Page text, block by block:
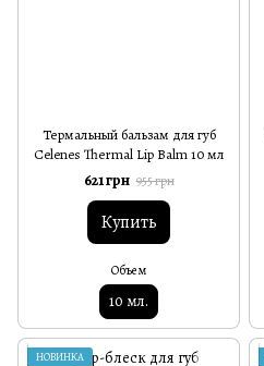
Термальный бальзам для губ
Celenes Thermal Lip Balm 10 мл
621 грн 955 грн
Купить
Объем
10 мл.
НОВИНКА